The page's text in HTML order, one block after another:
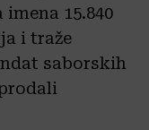
15.840
i traže
saborskih